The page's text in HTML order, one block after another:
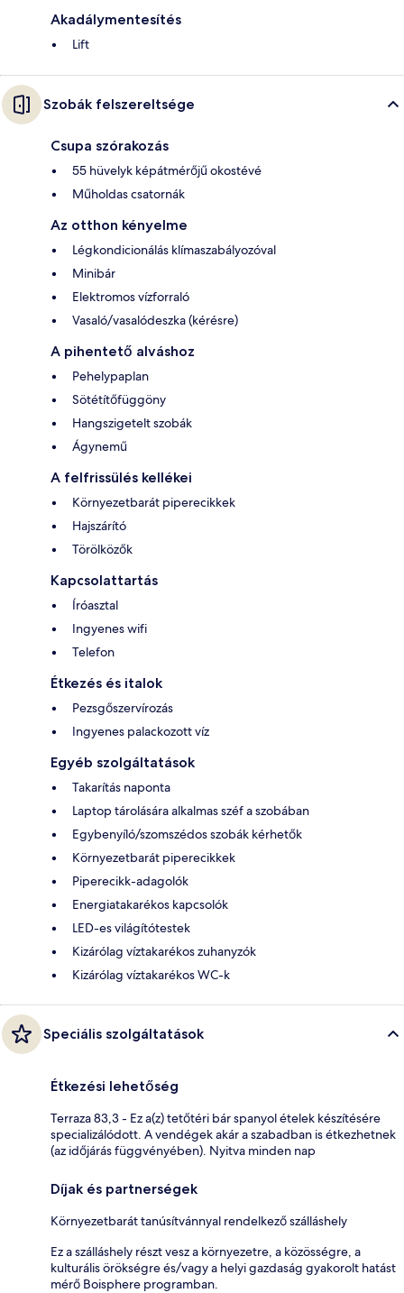
Akadálymentesítés
Lift
Szobák felszereltsége
Csupa szórakozás
55 hüvelyk képátmérőjű okostévé
Műholdas csatornák
Az otthon kényelme
Légkondicionálás klímaszabályozóval
Minibár
Elektromos vízforraló
Vasaló/vasalódeszka (kérésre)
A pihentető alváshoz
Pehelypaplan
Sötétítőfüggöny
Hangszigetelt szobák
Ágynemű
A felfrissülés kellékei
Környezetbarát piperecikkek
Hajszárító
Törölközők
Kapcsolattartás
Íróasztal
Ingyenes wifi
Telefon
Étkezés és italok
Pezsgőszervírozás
Ingyenes palackozott víz
Egyéb szolgáltatások
Takarítás naponta
Laptop tárolására alkalmas széf a szobában
Egybenyíló/szomszédos szobák kérhetők
Környezetbarát piperecikkek
Piperecikk-adagolók
Energiatakarékos kapcsolók
LED-es világítótestek
Kizárólag víztakarékos zuhanyzók
Kizárólag víztakarékos WC-k
Speciális szolgáltatások
Étkezési lehetőség
Terraza 83,3 - Ez a(z) tetőtéri bár spanyol ételek készítésére
specializálódott. A vendégek akár a szabadban is étkezhetnek
(az időjárás függvényében). Nyitva minden nap
Díjak és partnerségek
Környezetbarát tanúsítvánnyal rendelkező szálláshely
Ez a szálláshely részt vesz a környezetre, a közösségre, a
kulturális örökségre és/vagy a helyi gazdaság gyakorolt hatást
mérő Boisphere programban.